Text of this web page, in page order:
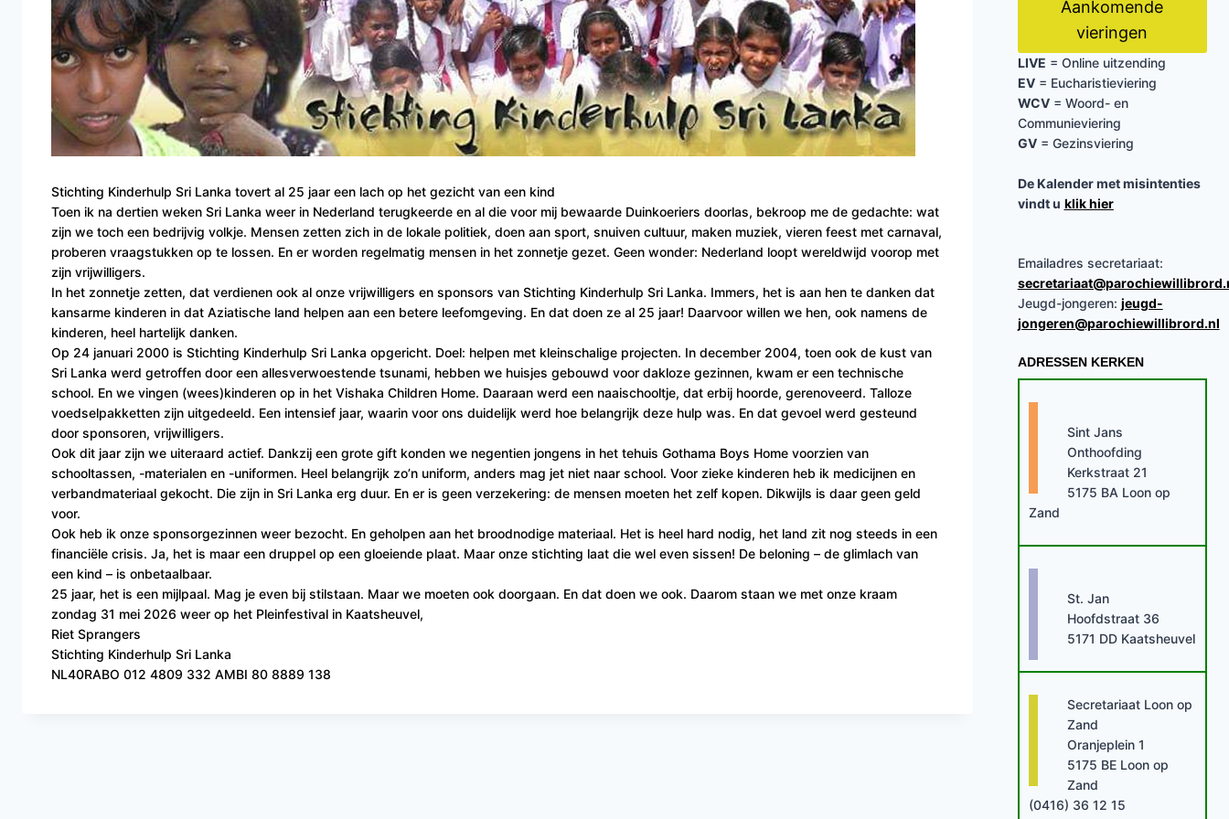
Stichting Kinderhulp Sri Lanka tovert al 25 jaar een lach op het gezicht van een kind
Toen ik na dertien weken Sri Lanka weer in Nederland terugkeerde en al die voor mij bewaarde Duinkoeriers doorlas, bekroop me de gedachte: wat
zijn we toch een bedrijvig volkje. Mensen zetten zich in de lokale politiek, doen aan sport, snuiven cultuur, maken muziek, vieren feest met carnaval,
proberen vraagstukken op te lossen. En er worden regelmatig mensen in het zonnetje gezet. Geen wonder: Nederland loopt wereldwijd voorop met
zijn vrijwilligers.
In het zonnetje zetten, dat verdienen ook al onze vrijwilligers en sponsors van Stichting Kinderhulp Sri Lanka. Immers, het is aan hen te danken dat
kansarme kinderen in dat Aziatische land helpen aan een betere leefomgeving. En dat doen ze al 25 jaar! Daarvoor willen we hen, ook namens de
kinderen, heel hartelijk danken.
Op 24 januari 2000 is Stichting Kinderhulp Sri Lanka opgericht. Doel: helpen met kleinschalige projecten. In december 2004, toen ook de kust van
Sri Lanka werd getroffen door een allesverwoestende tsunami, hebben we huisjes gebouwd voor dakloze gezinnen, kwam er een technische
school. En we vingen (wees)kinderen op in het Vishaka Children Home. Daaraan werd een naaischooltje, dat erbij hoorde, gerenoveerd. Talloze
voedselpakketten zijn uitgedeeld. Een intensief jaar, waarin voor ons duidelijk werd hoe belangrijk deze hulp was. En dat gevoel werd gesteund
door sponsoren, vrijwilligers.
Ook dit jaar zijn we uiteraard actief. Dankzij een grote gift konden we negentien jongens in het tehuis Gothama Boys Home voorzien van
schooltassen, -materialen en -uniformen. Heel belangrijk zo’n uniform, anders mag jet niet naar school. Voor zieke kinderen heb ik medicijnen en
verbandmateriaal gekocht. Die zijn in Sri Lanka erg duur. En er is geen verzekering: de mensen moeten het zelf kopen. Dikwijls is daar geen geld
voor.
Ook heb ik onze sponsorgezinnen weer bezocht. En geholpen aan het broodnodige materiaal. Het is heel hard nodig, het land zit nog steeds in een
financiële crisis. Ja, het is maar een druppel op een gloeiende plaat. Maar onze stichting laat die wel even sissen! De beloning – de glimlach van
een kind – is onbetaalbaar.
25 jaar, het is een mijlpaal. Mag je even bij stilstaan. Maar we moeten ook doorgaan. En dat doen we ook. Daarom staan we met onze kraam
zondag 31 mei 2026 weer op het Pleinfestival in Kaatsheuvel,
Riet Sprangers
Stichting Kinderhulp Sri Lanka
NL40RABO 012 4809 332 AMBI 80 8889 138
Aankomende
vieringen
LIVE = Online uitzending
EV= Eucharistieviering
WCV= Woord- en
Communieviering
GV= Gezinsviering
De Kalender met misintenties
vindt u klik hier
Emailadres secretariaat:
Jeugd-jongeren: jeugd-
jongeren@parochiewillibrord.nl
ADRESSEN KERKEN
Sint Jans
Onthoofding
Kerkstraat 21
5175 BA Loon op
Zand
St. Jan
Hoofdstraat 36
5171 DD Kaatsheuvel
Secretariaat Loon op
Zand
Oranjeplein 1
5175 BE Loon op
Zand
(0416) 36 12 15